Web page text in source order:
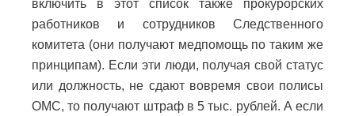
включить в этот список также прокурорских
работников и сотрудников Следственного
комитета (они получают медпомощь по таким же
принципам). Если эти люди, получая свой статус
или должность, не сдают вовремя свои полисы
ОМС, то получают штраф в 5 тыс. рублей. А если